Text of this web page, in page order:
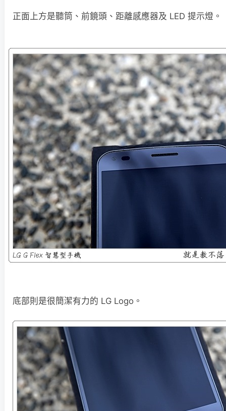
正面上方是聽筒、前鏡頭、距離感應器及 LED 提示燈。
底部則是很簡潔有力的 LG Logo。